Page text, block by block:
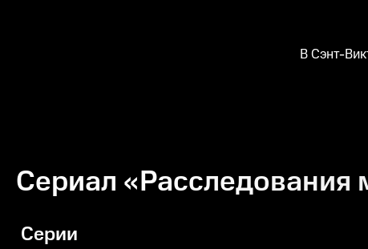
В Сэнт-
Сериал «Расследования
Серии